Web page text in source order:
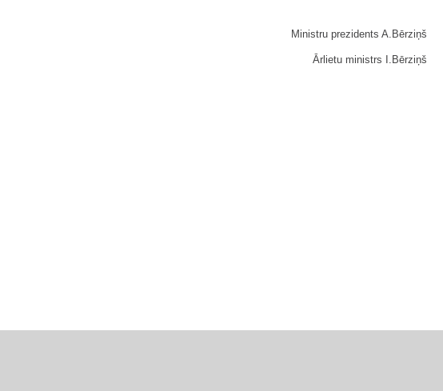
Ministru prezidents A.Bērziņš
Ārlietu ministrs I.Bērziņš